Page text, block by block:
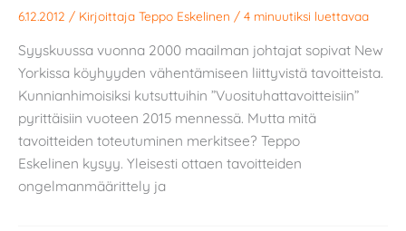
6.12.2012 / Kirjoittaja Teppo Eskelinen / 4 minuutiksi luettavaa
Syyskuussa vuonna 2000 maailman johtajat sopivat New
Yorkissa köyhyyden vähentämiseen liittyvistä tavoitteista.
Kunnianhimoisiksi kutsuttuihin ”Vuosituhattavoitteisiin”
pyrittäisiin vuoteen 2015 mennessä. Mutta mitä
tavoitteiden toteutuminen merkitsee? Teppo
Eskelinen kysyy. Yleisesti ottaen tavoitteiden
ongelmanmäärittely ja